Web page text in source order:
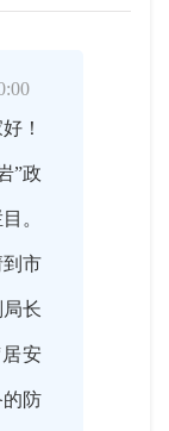
！
”政
。
市
长
安
的防